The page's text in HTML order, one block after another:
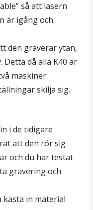
så att lasern
är igång och
den graverar ytan,
då alla K40 är
maskiner
skilja sig.
i de tidigare
att den rör sig
och du har testat
gravering och
kasta in material